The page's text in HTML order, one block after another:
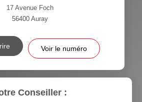
17 Avenue Foch
56400 Auray
Voir le numéro
Conseiller :